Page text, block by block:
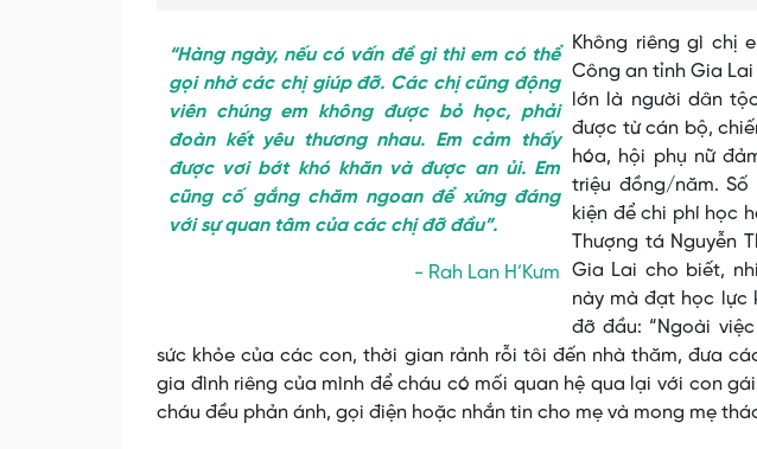
“Hàng ngày, nếu có vấn đề gì thì em có thể
gọi nhờ các chị giúp đỡ. Các chị cũng động
viên chúng em không được bỏ học, phải
đoàn kết yêu thương nhau. Em cảm thấy
được vơi bớt khó khăn và được an ủi. Em
cũng cố gắng chăm ngoan để xứng đáng
với sự quan tâm của các chị đỡ đầu”.
- Rah Lan H’Kưm
Không riêng gì chị
Công an tỉnh Gia
lớn là người dân
được từ cán bộ,
hóa, hội phụ nữ
triệu đồng/năm.
kiện để chi phí học
Thượng tá Nguyễn
Gia Lai cho biết,
này mà đạt học lực
đỡ đầu: “Ngoài
sức khỏe của các con, thời gian rảnh rỗi tôi đến nhà thăm, đưa
gia đình riêng của mình để cháu có mối quan hệ qua lại với con
cháu đều phản ánh, gọi điện hoặc nhắn tin cho mẹ và mong mẹ